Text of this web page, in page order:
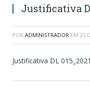
Justificativa
POR ADMINISTRADOR EM 25
Justificativa DL